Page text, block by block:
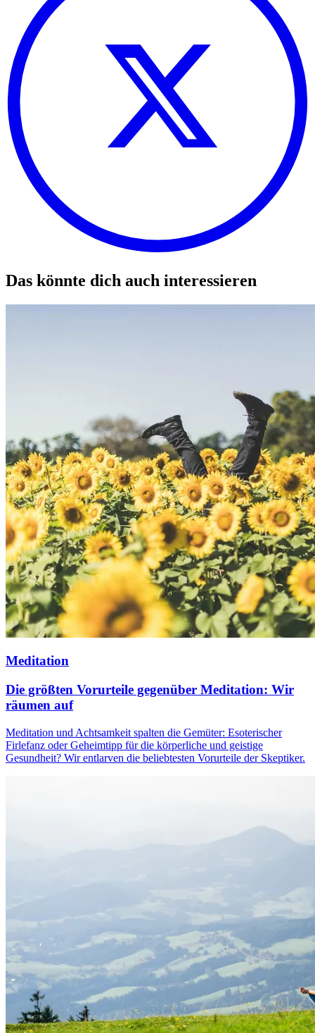
Das könnte dich auch interessieren
Meditation
Die größten Vorurteile gegenüber Meditation: Wir
räumen auf
Meditation und Achtsamkeit spalten die Gemüter: Esoterischer
Firlefanz oder Geheimtipp für die körperliche und geistige
Gesundheit? Wir entlarven die beliebtesten Vorurteile der Skeptiker.